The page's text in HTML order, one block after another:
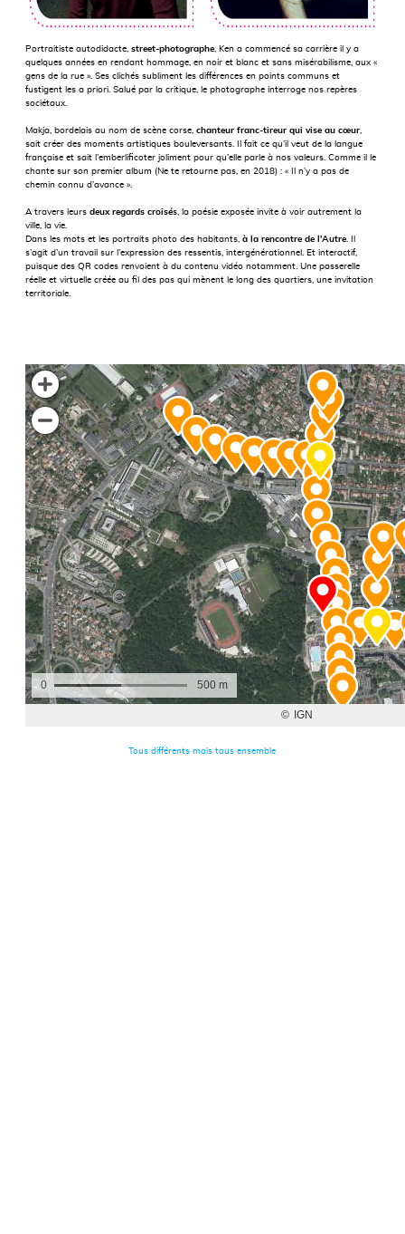
Portraitiste autodidacte,street-photographe , Ken a commencé sa carrière il y a
quelques années en rendant hommage, en noir et blanc et sans misérabilisme, aux «
gens de la rue ». Ses clichés subliment les différences en points communs et
fustigent les a priori. Salué par la critique, le photographe interroge nos repères
sociétaux.
Makja, bordelais au nom de scène corse, chanteur franc-tireur qui vise au cœur
sait créer des moments artistiques bouleversants. Il fait ce qu’il veut de la langue
française et sait l’emberlificoter joliment pour qu’elle parle à nos valeurs. Comme il le
chante sur son premier album (Ne te retourne pas, en 2018) : « Il n’y a pas de
chemin connu d’avance ».
A travers leursdeux regards croisés, la poésie exposée invite à voir autrement la
ville, la vie.
Dans les mots et les portraits photo des habitants,à la rencontre de l’Autre
s’agit d’un travail sur l’expression des ressentis, intergénérationnel. Et interactif,
puisque des QR codes renvoient à du contenu vidéo notamment. Une passerelle
réelle et virtuelle créée au fil des pas qui mènent le long des quartiers, une invitation
territoriale.
Tous différents mais tous ensemble